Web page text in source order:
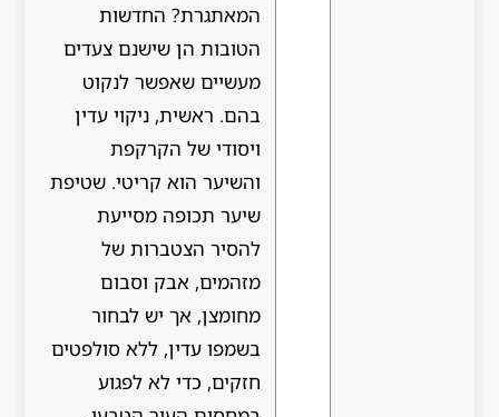
המאתגרת? החדשות
הטובות הן שישנם צעדים
מעשיים שאפשר לנקוט
בהם. ראשית, ניקוי עדין
ויסודי של הקרקפת
והשיער הוא קריטי. שטיפת
שיער תכופה מסייעת
להסיר הצטברות של
מזהמים, אבק וסבום
מחומצן, אך יש לבחור
בשמפו עדין, ללא סולפטים
חזקים, כדי לא לפגוע